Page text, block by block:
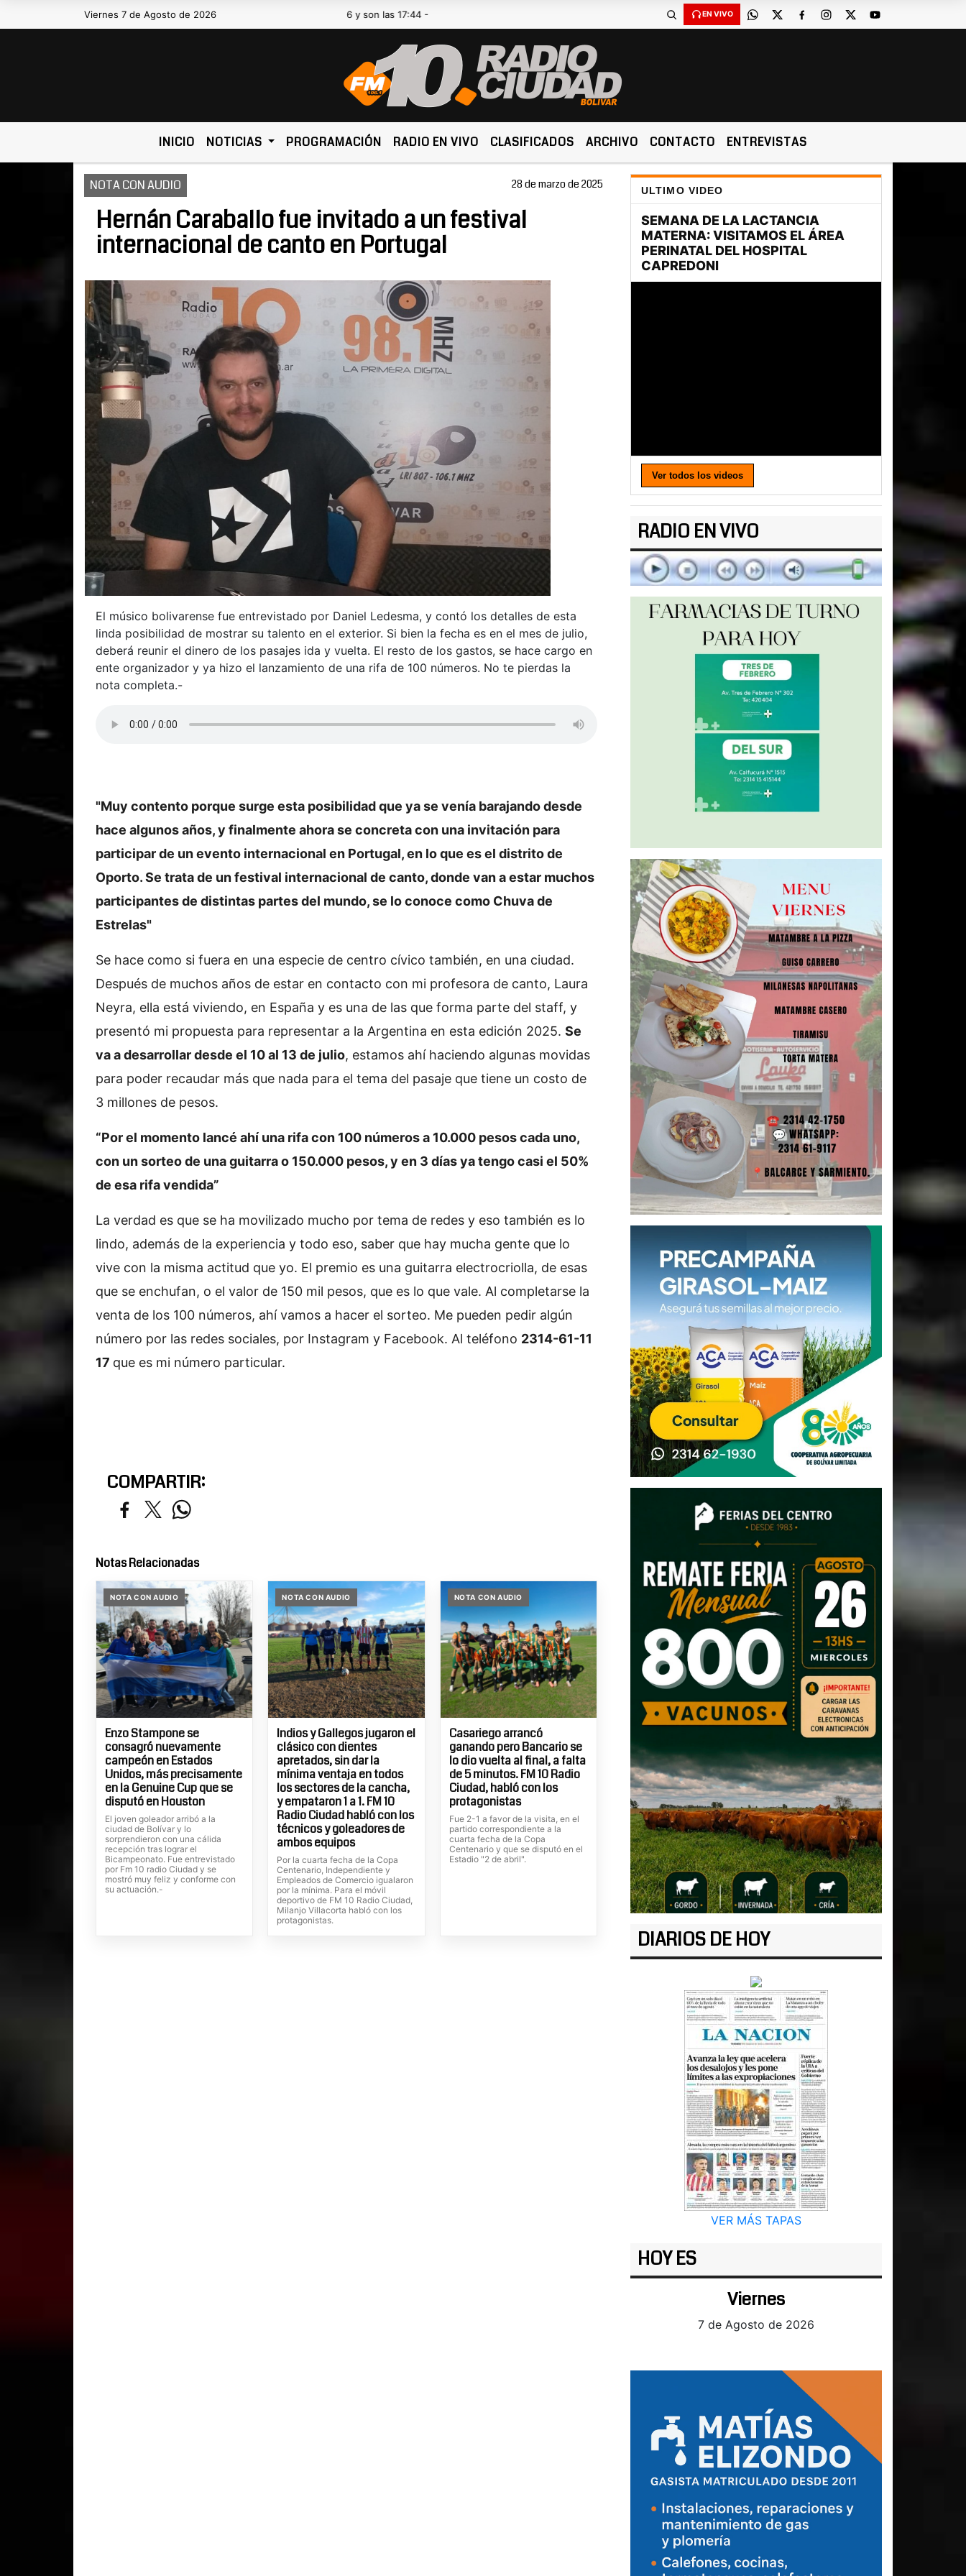
Viernes 7 de Agosto de 2026Hoy es Viernes 7 de Agosto de 2026 y son las 17:44 - EN VIVO
INICIO NOTICIAS PROGRAMACIÓN RADIO EN VIVO CLASIFICADOS ARCHIVO CONTACTO ENTREVISTAS
NOTA CON AUDIO 28 de marzo de 2025
Hernán Caraballo fue invitado a un festival
internacional de canto en Portugal
El músico bolivarense fue entrevistado por Daniel Ledesma, y contó los detalles de esta
linda posibilidad de mostrar su talento en el exterior. Si bien la fecha es en el mes de julio,
deberá reunir el dinero de los pasajes ida y vuelta. El resto de los gastos, se hace cargo en
ente organizador y ya hizo el lanzamiento de una rifa de 100 números. No te pierdas la
nota completa.-
"Muy contento porque surge esta posibilidad que ya se venía barajando desde
hace algunos años, y finalmente ahora se concreta con una invitación para
participar de un evento internacional en Portugal, en lo que es el distrito de
Oporto. Se trata de un festival internacional de canto, donde van a estar muchos
participantes de distintas partes del mundo, se lo conoce como Chuva de
Estrelas"
Se hace como si fuera en una especie de centro cívico también, en una ciudad.
Después de muchos años de estar en contacto con mi profesora de canto, Laura
Neyra, ella está viviendo, en España y es una de las que forma parte del staff, y
presentó mi propuesta para representar a la Argentina en esta edición 2025. Se
va a desarrollar desde el 10 al 13 de julio, estamos ahí haciendo algunas movidas
para poder recaudar más que nada para el tema del pasaje que tiene un costo de
3 millones de pesos.
“Por el momento lancé ahí una rifa con 100 números a 10.000 pesos cada uno,
con un sorteo de una guitarra o 150.000 pesos, y en 3 días ya tengo casi el 50%
de esa rifa vendida”
La verdad es que se ha movilizado mucho por tema de redes y eso también es lo
lindo, además de la experiencia y todo eso, saber que hay mucha gente que lo
vive con la misma actitud que yo. El premio es una guitarra electrocriolla, de esas
que se enchufan, o el valor de 150 mil pesos, que es lo que vale. Al completarse la
venta de los 100 números, ahí vamos a hacer el sorteo. Me pueden pedir algún
número por las redes sociales, por Instagram y Facebook. Al teléfono 2314-61-11
17 que es mi número particular.
COMPARTIR:
Notas Relacionadas
NOTA CON AUDIO
Enzo Stampone se
consagró nuevamente
campeón en Estados
Unidos, más precisamente
en la Genuine Cup que se
disputó en Houston
El joven goleador arribó a la
ciudad de Bolívar y lo
sorprendieron con una cálida
recepción tras lograr el
Bicampeonato. Fue entrevistado
por Fm 10 radio Ciudad y se
mostró muy feliz y conforme con
su actuación.-
NOTA CON AUDIO
Indios y Gallegos jugaron el
clásico con dientes
apretados, sin dar la
mínima ventaja en todos
los sectores de la cancha,
y empataron 1 a 1. FM 10
Radio Ciudad habló con los
técnicos y goleadores de
ambos equipos
Por la cuarta fecha de la Copa
Centenario, Independiente y
Empleados de Comercio igualaron
por la mínima. Para el móvil
deportivo de FM 10 Radio Ciudad,
Milanjo Villacorta habló con los
protagonistas.
NOTA CON AUDIO
Casariego arrancó
ganando pero Bancario se
lo dio vuelta al final, a falta
de 5 minutos. FM 10 Radio
Ciudad, habló con los
protagonistas
Fue 2-1 a favor de la visita, en el
partido correspondiente a la
cuarta fecha de la Copa
Centenario y que se disputó en el
Estadio "2 de abril".
ULTIMO VIDEO
Ver todos los videos
RADIO EN VIVO
DIARIOS DE HOY
VER MÁS TAPAS
HOY ES
Viernes
7 de Agosto de 2026